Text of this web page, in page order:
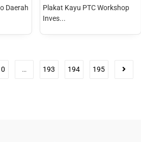
Daerah
Plakat Kayu PTC Workshop
Inves...
… 193 194 195